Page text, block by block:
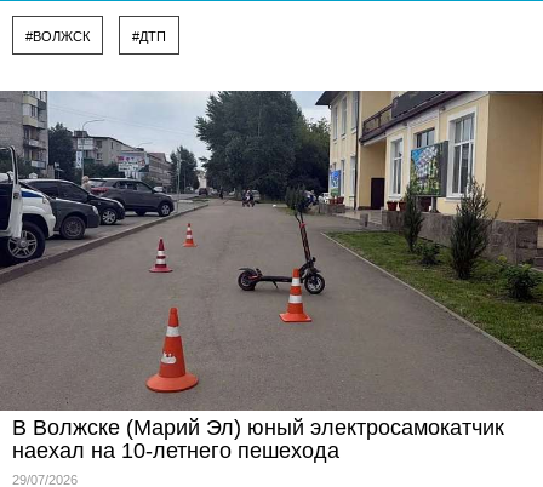
#ВОЛЖСК #ДТП
В Волжске (Марий Эл) юный электросамокатчик
наехал на 10-летнего пешехода
29/07/2026